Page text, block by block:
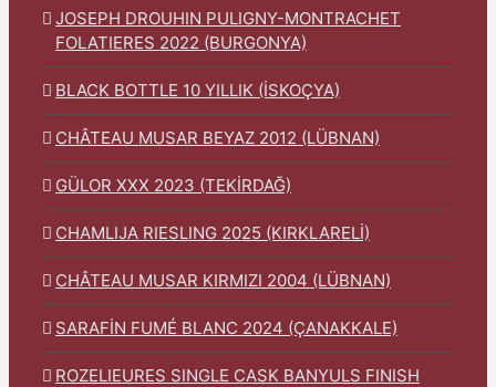
JOSEPH DROUHIN PULIGNY-MONTRACHET
FOLATIERES 2022 (BURGONYA)
BLACK BOTTLE 10 YILLIK (İSKOÇYA)
CHÂTEAU MUSAR BEYAZ 2012 (LÜBNAN)
GÜLOR XXX 2023 (TEKİRDAĞ)
CHAMLIJA RIESLING 2025 (KIRKLARELİ)
CHÂTEAU MUSAR KIRMIZI 2004 (LÜBNAN)
SARAFİN FUMÉ BLANC 2024 (ÇANAKKALE)
ROZELIEURES SINGLE CASK BANYULS FINISH